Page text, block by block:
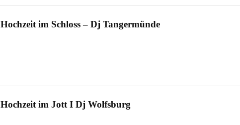
Hochzeit im Schloss – Dj Tangermünde
Hochzeit im Jott I Dj Wolfsburg